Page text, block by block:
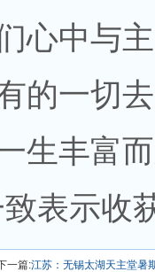
心中与主
的一切
生丰富
致表示收
一篇:江苏：无锡太湖天主堂暑